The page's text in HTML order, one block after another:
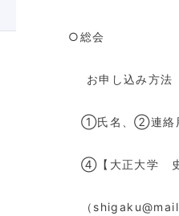
○
お申し込み方法
①氏名、②連絡用
④【大正大学 史學
（